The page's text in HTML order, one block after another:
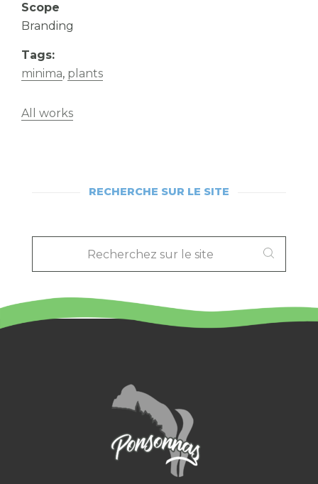
Scope
Branding
Tags:
minima, plants
All works
RECHERCHE SUR LE SITE
RECHERCHEZ
LE
SITE